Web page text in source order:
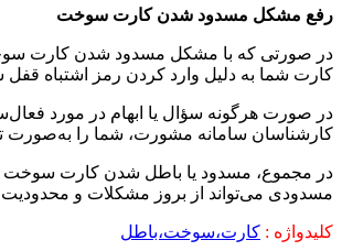
رفع مشکل مسدود شدن کارت سوخت
در صورتی که با مشکل مسدود شدن کارت
کارت شما به دلیل وارد کردن رمز اشتباه
کارشناسان سامانه مشورت، شما را به‌صورت
در مجموع، مسدود یا باطل شدن کارت سوخت
مسدودی می‌تواند از بروز مشکلات و
کلیدواژه : کارت،سوخت،باطل